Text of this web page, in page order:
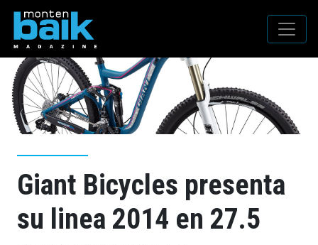
Giant Bicycles presenta
su linea 2014 en 27.5